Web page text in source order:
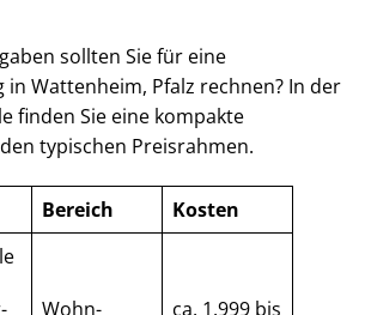
sollten Sie für eine
in Wattenheim, Pfalz rechnen? In der
finden Sie eine kompakte
typischen Preisrahmen.
Bereich
Kosten
Wohn­ ca. 1.999 bis